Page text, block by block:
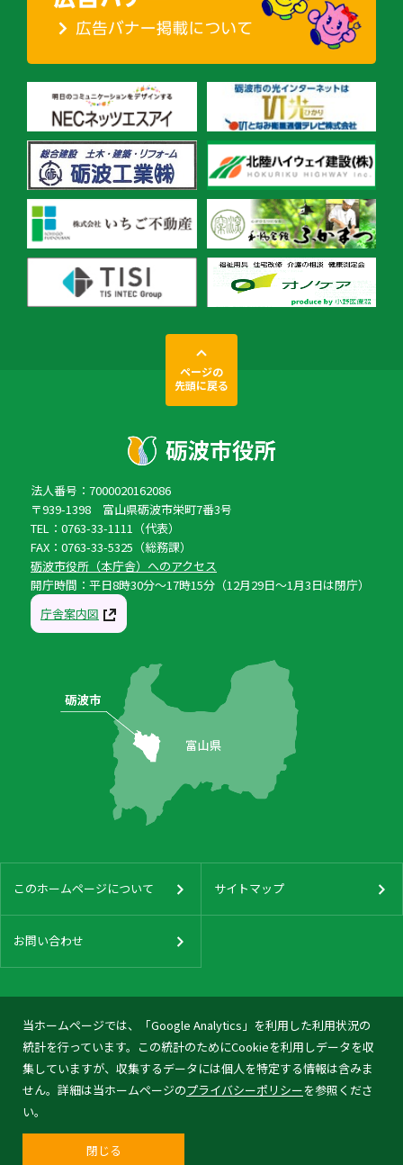
当ホームページでは、「Google Analytics」を利用した利用状況の
統計を行っています。この統計のためにCookieを利用しデータを収
集していますが、収集するデータには個人を特定する情報は含みま
せん。詳細は当ホームページのプライバシーポリシーを参照くださ
い。
閉じる
ページの
先頭に戻る
法人番号：7000020162086
〒939-1398 富山県砺波市栄町7番3号
TEL：0763-33-1111（代表）
FAX：0763-33-5325（総務課）
砺波市役所（本庁舎）へのアクセス
開庁時間：平日8時30分〜17時15分（12月29日〜1月3日は閉庁）
庁舎案内図
このホームページについて サイトマップ
お問い合わせ